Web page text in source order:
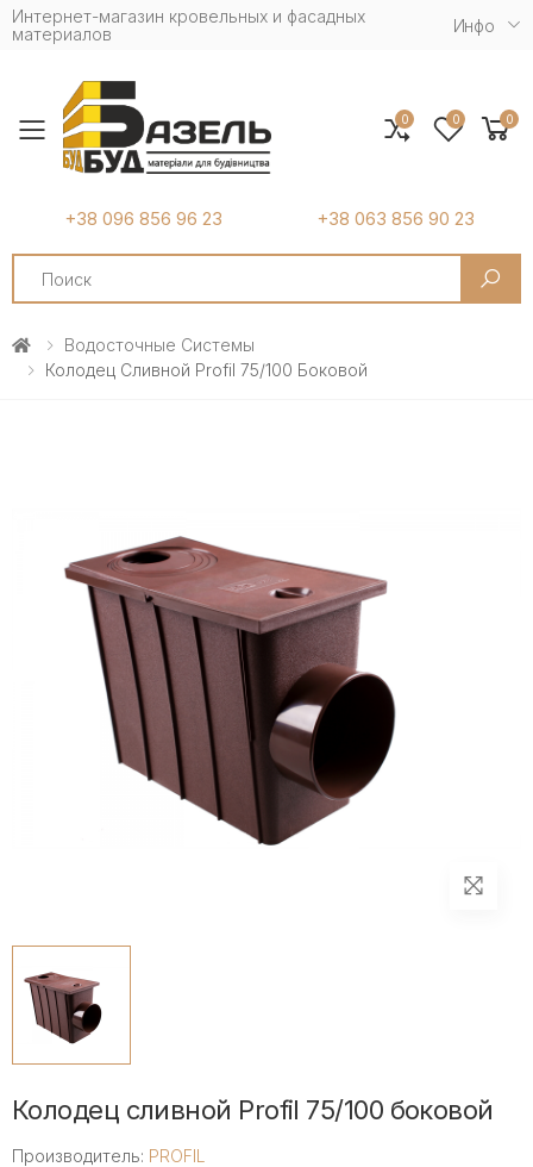
Интернет-магазин кровельных и фасадных
материалов
Инфо
Toggle mobile menu
+38 096 856 96 23 +38 063 856 90 23
Search
0 0 0
Водосточные Системы
Колодец Сливной Profil 75/100 Боковой
Колодец сливной Profil 75/100 боковой
Производитель: PROFIL